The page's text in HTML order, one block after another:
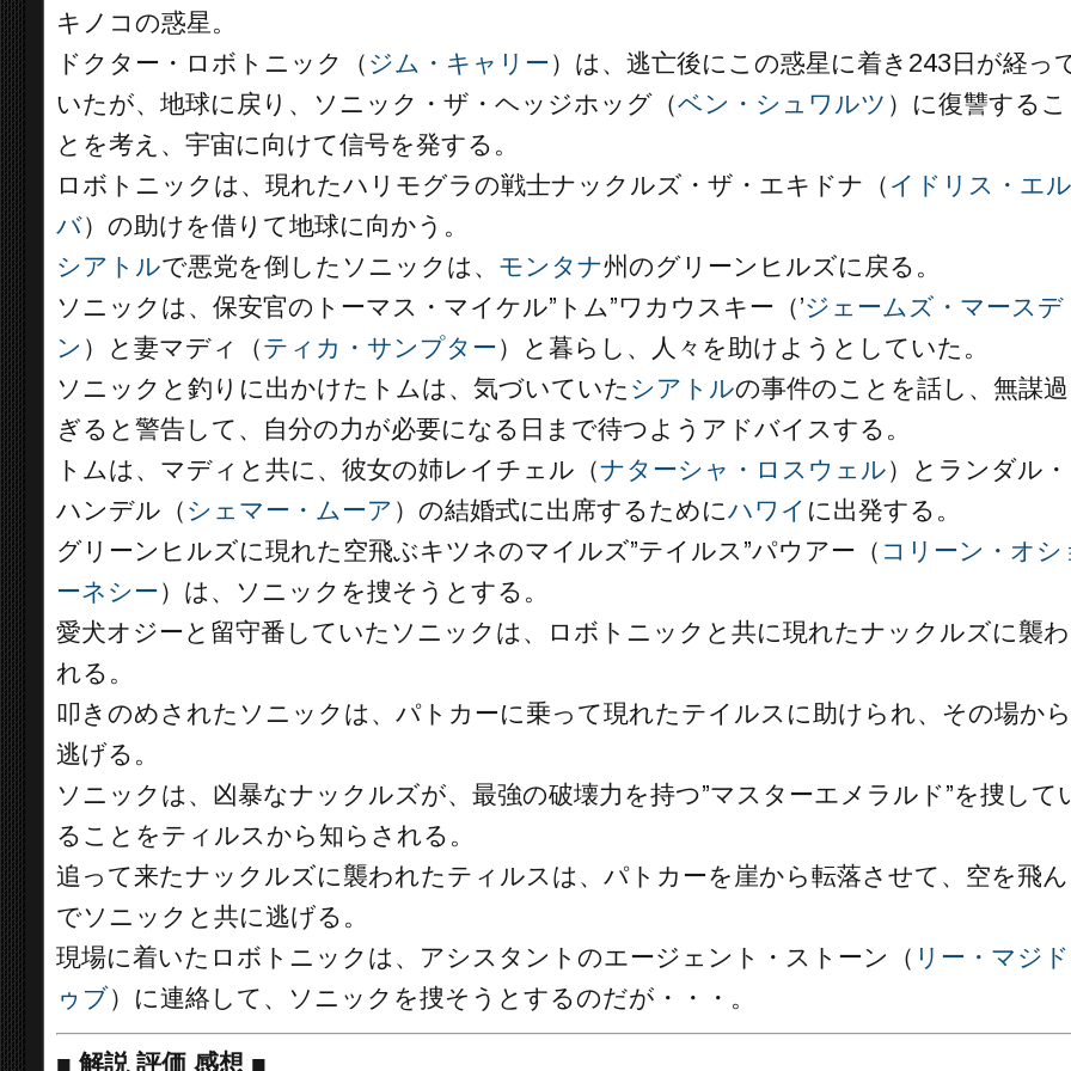
キノコの惑星。
ドクター・ロボトニック（ ジム・キャリー）は、逃亡後にこの惑星に着き243日が経っ
いたが、地球に戻り、ソニック・ザ・ヘッジホッグ（ベン・シュワルツ ）に復讐するこ
とを考え、宇宙に向けて信号を発する。
ロボトニックは、現れたハリモグラの戦士ナックルズ・ザ・エキドナ（ イドリス・エル
バ）の助けを借りて地球に向かう。
シアトルで悪党を倒したソニックは、 モンタナ州のグリーンヒルズに戻る。
ソニックは、保安官のトーマス・マイケル”トム”ワカウスキー（’ジェームズ・マースデ
ン ）と妻マディ（ティカ・サンプター）と暮らし、人々を助けようとしていた。
ソニックと釣りに出かけたトムは、気づいていた シアトルの事件のことを話し、無謀過
ぎると警告して、自分の力が必要になる日まで待つようアドバイスする。
トムは、マディと共に、彼女の姉レイチェル（ナターシャ・ロスウェル）とランダル・
ハンデル（ シェマー・ムーア ）の結婚式に出席するためにハワイ に出発する。
グリーンヒルズに現れた空飛ぶキツネのマイルズ”テイルス”パウアー（ コリーン・オシ
ーネシー）は、ソニックを捜そうとする。
愛犬オジーと留守番していたソニックは、ロボトニックと共に現れたナックルズに襲わ
れる。
叩きのめされたソニックは、パトカーに乗って現れたテイルスに助けられ、その場から
逃げる。
ソニックは、凶暴なナックルズが、最強の破壊力を持つ”マスターエメラルド”を捜して
ることをティルスから知らされる。
追って来たナックルズに襲われたティルスは、パトカーを崖から転落させて、空を飛ん
でソニックと共に逃げる。
現場に着いたロボトニックは、アシスタントのエージェント・ストーン（ リー・マジド
ゥブ）に連絡して、ソニックを捜そうとするのだが・・・。
■ 解説 評価 感想 ■